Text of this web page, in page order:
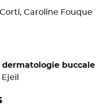
Caroline Fouque
dermatologie buccale